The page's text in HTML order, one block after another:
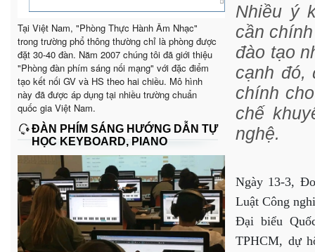
Tại Việt Nam, "Phòng Thực Hành Âm Nhạc"
trong trường phổ thông thường chỉ là phòng được
đặt 30-40 đàn. Năm 2007 chúng tôi đã giới thiệu
"Phòng đàn phím sáng nối mạng" với đặc điểm
tạo kết nối GV và HS theo hai chiều. Mô hình
này đã được áp dụng tại nhiều trường chuẩn
quốc gia Việt Nam.
ĐÀN PHÍM SÁNG HƯỚNG DẪN TỰ
HỌC KEYBOARD, PIANO
Nhiều ý
cần
đào tạo
cạnh đó,
chính
chế
nghệ.
Ngày 13-3,
Luật Công
Đại biểu
TPHCM, dự